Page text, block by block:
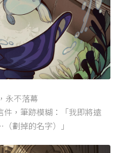
不落幕
，筆跡模糊：「我即將遠
劃掉的名字）」